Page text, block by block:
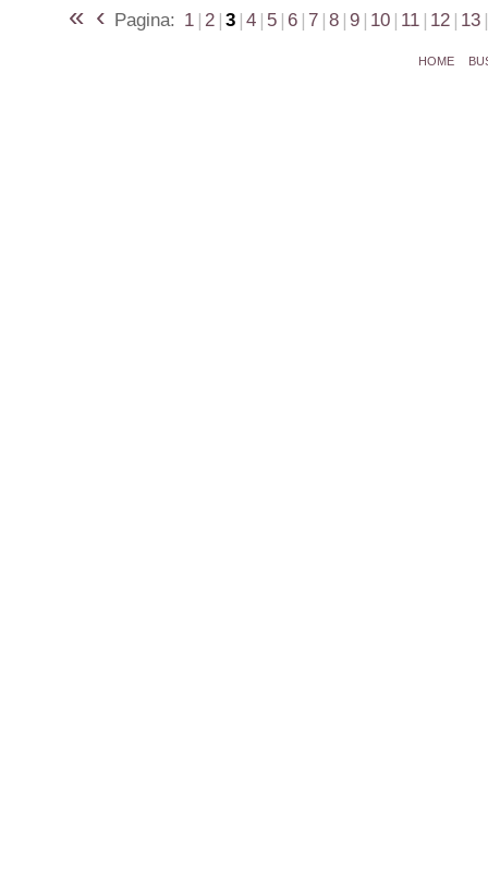
« ‹ Pagina: 1 | 2 | 3 | 4 | 5 | 6 | 7 | 8 | 9 | 10 | 11 | 12 | 13 |
HOME